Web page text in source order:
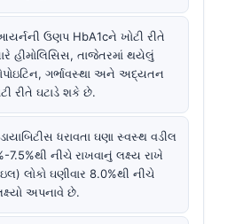
ઉણપ HbA1cને ખોટી રીતે
હીમોલિસિસ, તાજેતરમાં થયેલું
ગર્ભાવસ્થા અને અદ્યતન
રીતે ઘટાડે શકે છે.
ધરાવતા ઘણા સ્વસ્થ વડીલ
7.5%થી નીચે રાખવાનું લક્ષ્ય રાખે
લોકો ઘણીવાર 8.0%થી નીચે
અપનાવે છે.